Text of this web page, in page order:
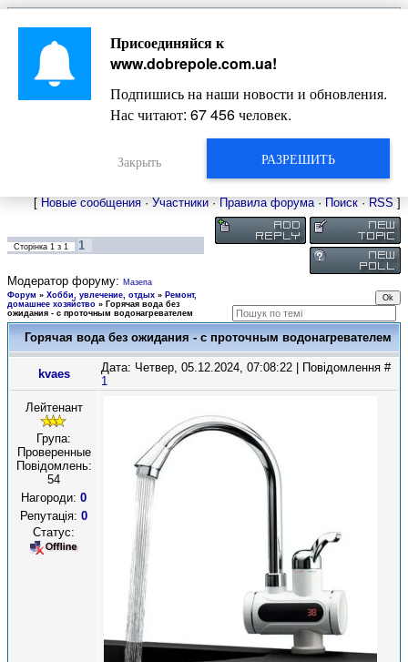
Главная
Новости
Довідкова
Фото
Оголошення
Видео
Жизнь Добропольского края
[ Новые сообщения · Участники · Правила форума· Поиск · RSS ]
Сторінка 1 з 1 1
Модератор форуму: Мазепа
Форум » Хобби, увлечение, отдых » Ремонт,
домашнее хозяйство » Горячая вода без
ожидания - с проточным водонагревателем
Горячая вода без ожидания - с проточным водонагревателем
kvaes
Дата: Четвер, 05.12.2024, 07:08:22 | Повідомлення #
1
Лейтенант
Група:
Проверенные
Повідомлень:
54
Нагороди: 0
Репутація: 0
Статус:
Присоединяйся к
www.dobrepole.com.ua!
Подпишись на наши новости и обновления.
Нас читают: 67 456человек.
РАЗРЕШИТЬ
Закрыть